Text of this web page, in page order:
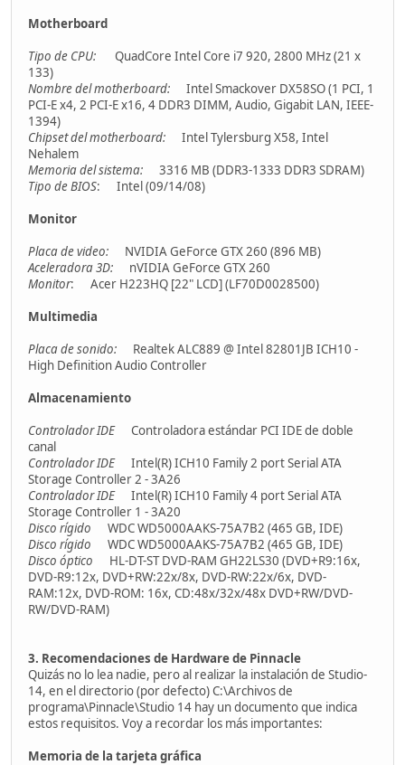
Motherboard
Tipo de CPU: QuadCore Intel Core i7 920, 2800 MHz (21 x
133)
Nombre del motherboard:
Intel Smackover DX58SO (1 PCI, 1
PCI-E x4, 2 PCI-E x16, 4 DDR3 DIMM, Audio, Gigabit LAN, IEEE-
1394)
Chipset del motherboard: Intel Tylersburg X58, Intel
Nehalem
Memoria del sistema: 3316 MB (DDR3-1333 DDR3 SDRAM)
Tipo de BIOS: Intel (09/14/08)
Monitor
Placa de video:
NVIDIA GeForce GTX 260 (896 MB)
Aceleradora 3D:
nVIDIA GeForce GTX 260
Monitor: Acer H223HQ [22" LCD] (LF70D0028500)
Multimedia
Placa de sonido:
Realtek ALC889 @ Intel 82801JB ICH10 -
High Definition Audio Controller
Almacenamiento
Controlador IDEControladora estándar PCI IDE de doble
canal
Controlador IDEIntel(R) ICH10 Family 2 port Serial ATA
Storage Controller 2 - 3A26
Controlador IDEIntel(R) ICH10 Family 4 port Serial ATA
Storage Controller 1 - 3A20
Disco rígido WDC WD5000AAKS-75A7B2 (465 GB, IDE)
Disco rígido WDC WD5000AAKS-75A7B2 (465 GB, IDE)
Disco óptico HL-DT-ST DVD-RAM GH22LS30 (DVD+R9:16x,
DVD-R9:12x, DVD+RW:22x/8x, DVD-RW:22x/6x, DVD-
RAM:12x, DVD-ROM: 16x, CD:48x/32x/48x DVD+RW/DVD-
RW/DVD-RAM)
3. Recomendaciones de Hardware de Pinnacle
Quizás no lo lea nadie, pero al realizar la instalación de Studio-
14, en el directorio (por defecto) C:\Archivos de
programa\Pinnacle\Studio 14 hay un documento que indica
estos requisitos. Voy a recordar los más importantes:
Memoria de la tarjeta gráfica